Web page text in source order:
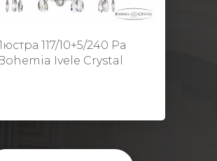
117/10+5/240 Pa
Ivele Crystal
Диаметр: 70 см